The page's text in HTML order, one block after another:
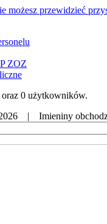
możesz przewidzieć
ZOZ
0 użytkowników.
2026 | Imieniny